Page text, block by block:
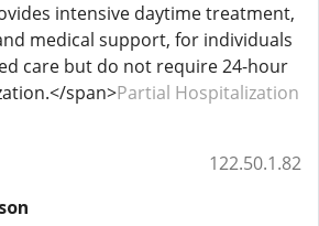
intensive daytime treatment,
medical support, for individuals
care but do not require 24-hour
span>Partial Hospitalization
122.50.1.82